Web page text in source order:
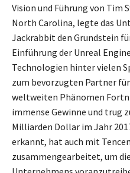
Vision und Führung von Tim
North Carolina, legte das
Jackrabbit den Grundstein
Einführung der Unreal
Technologien hinter vielen
zum bevorzugten Partner
weltweiten Phänomen
immense Gewinne und trug
Milliarden Dollar im Jahr
erkannt, hat auch mit
zusammengearbeitet, um